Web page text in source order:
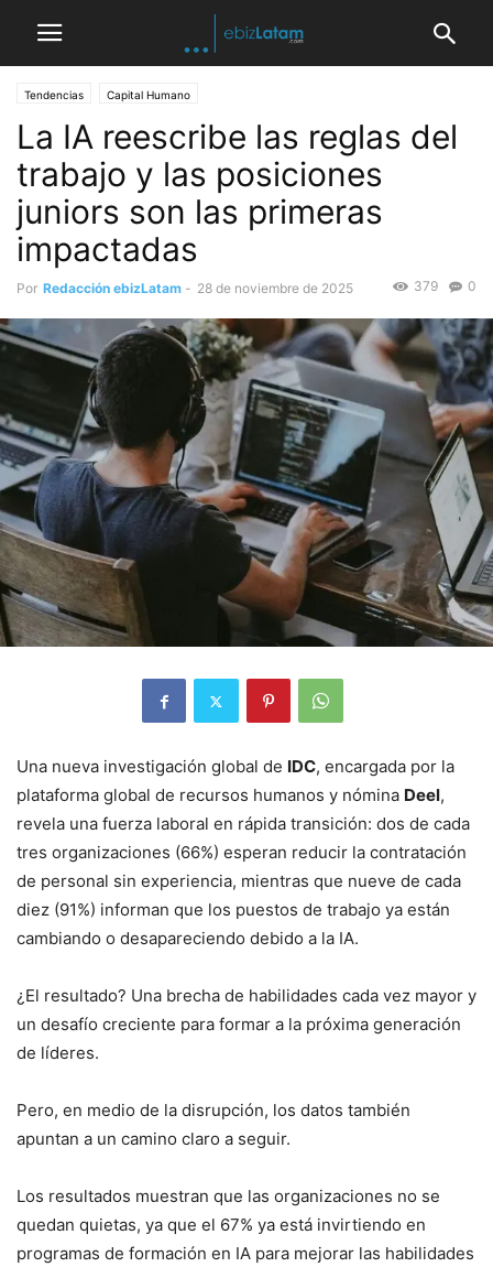
Tendencias Capital Humano
La IA reescribe las reglas del
trabajo y las posiciones
juniors son las primeras
impactadas
Por Redacción ebizLatam - 28 de noviembre de 2025 0
379
Una nueva investigación global de IDC, encargada por la
plataforma global de recursos humanos y nómina Deel,
revela una fuerza laboral en rápida transición: dos de cada
tres organizaciones (66%) esperan reducir la contratación
de personal sin experiencia, mientras que nueve de cada
diez (91%) informan que los puestos de trabajo ya están
cambiando o desapareciendo debido a la IA.
¿El resultado? Una brecha de habilidades cada vez mayor y
un desafío creciente para formar a la próxima generación
de líderes.
Pero, en medio de la disrupción, los datos también
apuntan a un camino claro a seguir.
Los resultados muestran que las organizaciones no se
quedan quietas, ya que el 67% ya está invirtiendo en
programas de formación en IA para mejorar las habilidades